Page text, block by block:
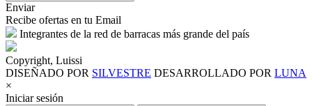
Enviar
Recibe ofertas en tu Email
Integrantes de la red de barracas más grande del país
Copyright, Luissi
DISEÑADO POR SILVESTRE DESARROLLADO POR LUNA
×
Iniciar sesión